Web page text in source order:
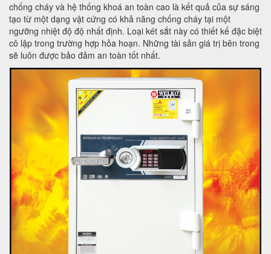
chống cháy và hệ thống khoá an toàn cao là kết quả của sự sáng
tạo từ một dạng vật cứng có khả năng chống cháy tại một
ngưỡng nhiệt độ độ nhất định. Loại két sắt này có thiết kế đặc biệt
cô lập trong trường hợp hỏa hoạn. Những tài sản giá trị bên trong
sẽ luôn được bảo đảm an toàn tốt nhất.